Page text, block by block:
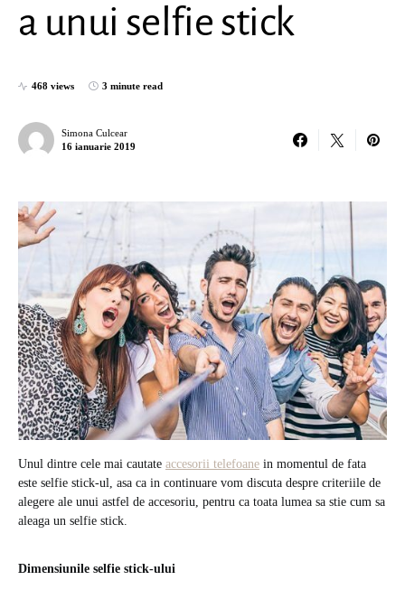
a unui selfie stick
468 views 3 minute read
Simona Culcear
16 ianuarie 2019
Unul dintre cele mai cautate accesorii telefoane in momentul de fata
este selfie stick-ul, asa ca in continuare vom discuta despre criteriile de
alegere ale unui astfel de accesoriu, pentru ca toata lumea sa stie cum sa
aleaga un selfie stick.
Dimensiunile selfie stick-ului